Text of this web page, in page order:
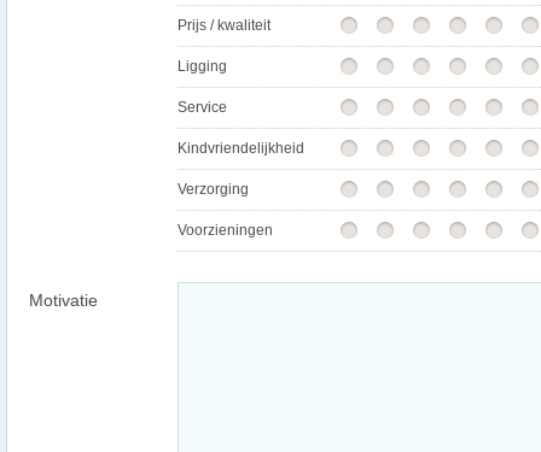
Prijs / kwaliteit
Ligging
Service
Kindvriendelijkheid
Verzorging
Voorzieningen
Motivatie